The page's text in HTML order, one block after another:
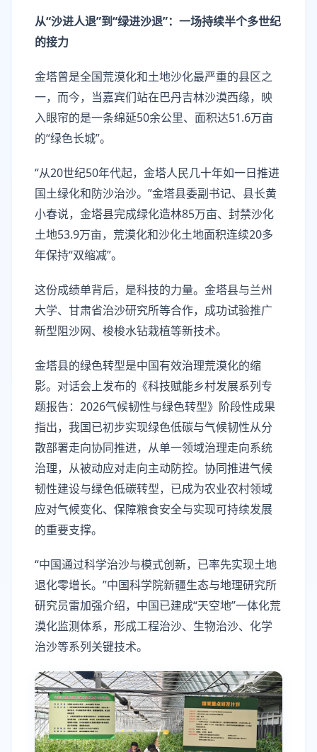
从“沙进人退”到“绿进沙退”：一场持续半个多世纪
的接力
金塔曾是全国荒漠化和土地沙化最严重的县区之
一，而今，当嘉宾们站在巴丹吉林沙漠西缘，映
入眼帘的是一条绵延50余公里、面积达51.6万亩
的“绿色长城”。
“从20世纪50年代起，金塔人民几十年如一日推进
国土绿化和防沙治沙。”金塔县委副书记、县长黄
小春说，金塔县完成绿化造林85万亩、封禁沙化
土地53.9万亩，荒漠化和沙化土地面积连续20多
年保持“双缩减”。
这份成绩单背后，是科技的力量。金塔县与兰州
大学、甘肃省治沙研究所等合作，成功试验推广
新型阻沙网、梭梭水钻栽植等新技术。
金塔县的绿色转型是中国有效治理荒漠化的缩
影。对话会上发布的《科技赋能乡村发展系列专
题报告：2026气候韧性与绿色转型》阶段性成果
指出，我国已初步实现绿色低碳与气候韧性从分
散部署走向协同推进，从单一领域治理走向系统
治理，从被动应对走向主动防控。协同推进气候
韧性建设与绿色低碳转型，已成为农业农村领域
应对气候变化、保障粮食安全与实现可持续发展
的重要支撑。
“中国通过科学治沙与模式创新，已率先实现土地
退化零增长。”中国科学院新疆生态与地理研究所
研究员雷加强介绍，中国已建成“天空地”一体化荒
漠化监测体系，形成工程治沙、生物治沙、化学
治沙等系列关键技术。